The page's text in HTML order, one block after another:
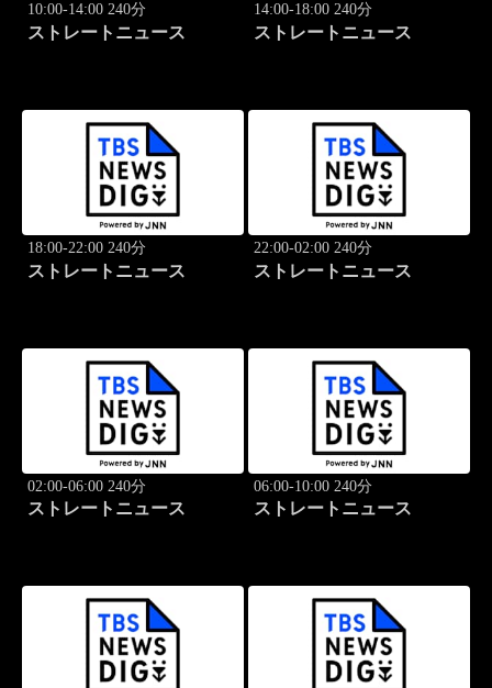
10:00-14:00 240分
ストレートニュース
14:00-18:00 240分
ストレートニュース
18:00-22:00 240分
ストレートニュース
22:00-02:00 240分
ストレートニュース
02:00-06:00 240分
ストレートニュース
06:00-10:00 240分
ストレートニュース